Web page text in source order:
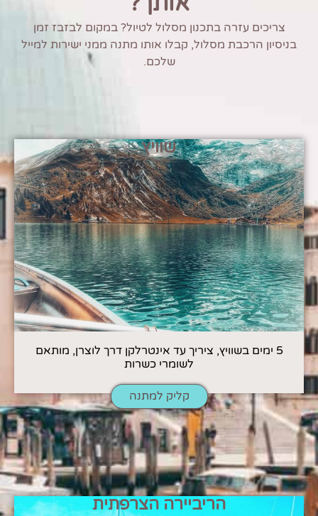
צריכים עזרה בתכנון מסלול לטיול? במקום לבזבז זמן
בניסיון הרכבת מסלול, קבלו אותו מתנה ממני ישירות למייל
שלכם.
שוויץ
5 ימים בשוויץ, ציריך עד אינטרלקן דרך לוצרן, מותאם
לשומרי כשרות
קליק למתנה
הריביירה הצרפתית